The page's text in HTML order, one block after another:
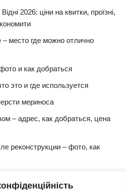
2026: ціни на квитки, проїзні,
место где можно отлично
и как добраться
это и где используется
мериноса
– адрес, как добраться, цена
реконструкции – фото, как